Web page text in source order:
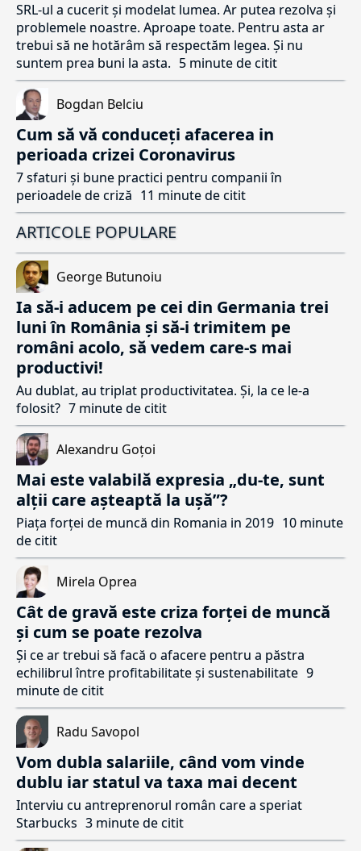
SRL-ul a cucerit și modelat lumea. Ar putea rezolva și
problemele noastre. Aproape toate. Pentru asta ar
trebui să ne hotărâm să respectăm legea. Și nu
suntem prea buni la asta. 5 minute de citit
Bogdan Belciu
Cum să vă conduceți afacerea in
perioada crizei Coronavirus
7 sfaturi și bune practici pentru companii în
perioadele de criză 11 minute de citit
ARTICOLE POPULARE
George Butunoiu
Ia să-i aducem pe cei din Germania trei
luni în România și să-i trimitem pe
români acolo, să vedem care-s mai
productivi!
Au dublat, au triplat productivitatea. Și, la ce le-a
folosit? 7 minute de citit
Alexandru Goțoi
Mai este valabilă expresia „du-te, sunt
alții care așteaptă la ușă”?
Piața forței de muncă din Romania in 2019 10 minute
de citit
Mirela Oprea
Cât de gravă este criza forței de muncă
și cum se poate rezolva
Și ce ar trebui să facă o afacere pentru a păstra
echilibrul între profitabilitate și sustenabilitate 9
minute de citit
Radu Savopol
Vom dubla salariile, când vom vinde
dublu iar statul va taxa mai decent
Interviu cu antreprenorul român care a speriat
Starbucks 3 minute de citit